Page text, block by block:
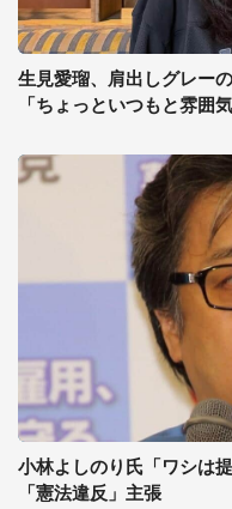
生見愛瑠、肩出しグレー
「ちょっといつもと雰囲
小林よしのり氏「ワシは
「憲法違反」主張